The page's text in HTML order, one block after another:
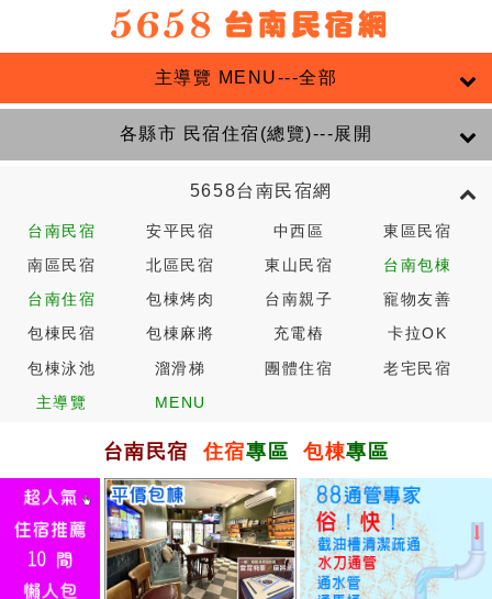
主導覽 MENU---全部
各縣市 民宿住宿(總覽)---展開
5658台南民宿網
台南民宿 安平民宿 中西區 東區民宿
南區民宿 北區民宿 東山民宿 台南包棟
台南住宿 包棟烤肉 台南親子 寵物友善
包棟民宿 包棟麻將 充電樁 卡拉OK
包棟泳池 溜滑梯 團體住宿 老宅民宿
主導覽 MENU
台南民宿 住宿專區 包棟專區